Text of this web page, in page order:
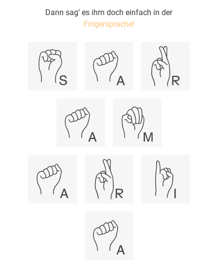
Dann sag‘ es ihm doch einfach in der
Fingersprache!